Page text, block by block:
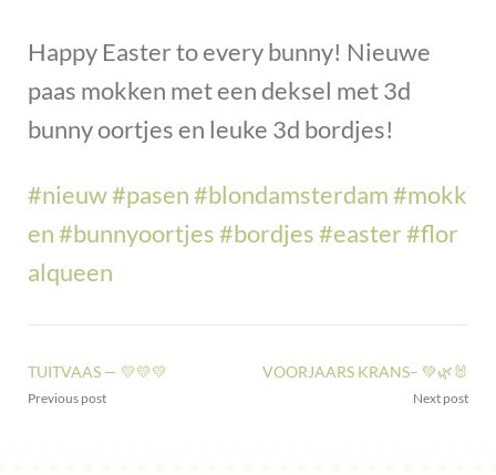
Happy Easter to every bunny! Nieuwe
paas mokken met een deksel met 3d
bunny oortjes en leuke 3d bordjes!
#nieuw#pasen#blondamsterdam#mokk
en#bunnyoortjes#bordjes#easter#flor
alqueen
TUITVAAS — 💛💛💛
Previous post
VOORJAARS KRANS– 💚🌿🐰
Next post